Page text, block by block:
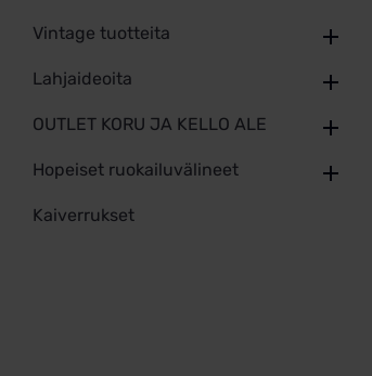
Vintage tuotteita
Lahjaideoita
OUTLET KORU JA KELLO ALE
Hopeiset ruokailuvälineet
Kaiverrukset